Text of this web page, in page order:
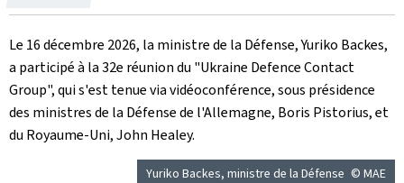
le
Le 16 décembre 2026, la ministre de la Défense, Yuriko Backes,
a participé à la 32e réunion du "Ukraine Defence Contact
Group", qui s'est tenue via vidéoconférence, sous présidence
des ministres de la Défense de l'Allemagne, Boris Pistorius, et
du Royaume-Uni, John Healey.
Yuriko Backes, ministre de la Défense © MAE